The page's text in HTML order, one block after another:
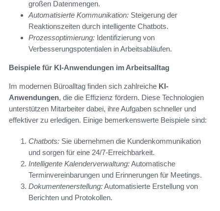
großen Datenmengen.
Automatisierte Kommunikation: Steigerung der
Reaktionszeiten durch intelligente Chatbots.
Prozessoptimierung: Identifizierung von
Verbesserungspotentialen in Arbeitsabläufen.
Beispiele für KI-Anwendungen im Arbeitsalltag
Im modernen Büroalltag finden sich zahlreiche KI-
Anwendungen, die die Effizienz fördern. Diese Technologien
unterstützen Mitarbeiter dabei, ihre Aufgaben schneller und
effektiver zu erledigen. Einige bemerkenswerte Beispiele sind:
Chatbots: Sie übernehmen die Kundenkommunikation
und sorgen für eine 24/7-Erreichbarkeit.
Intelligente Kalenderverwaltung:Automatische
Terminvereinbarungen und Erinnerungen für Meetings.
Dokumentenerstellung:Automatisierte Erstellung von
Berichten und Protokollen.